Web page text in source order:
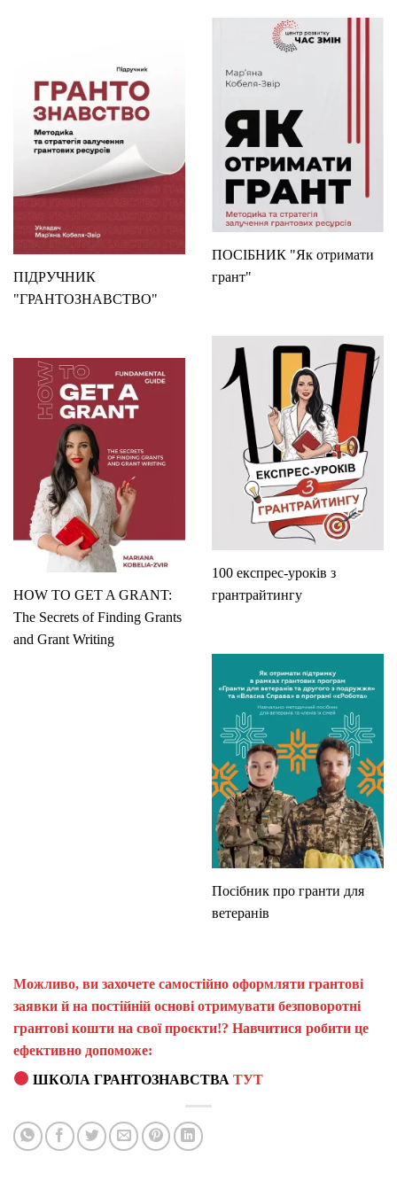
ПОСІБНИК "Як отримати
грант"
ПІДРУЧНИК
"ГРАНТОЗНАВСТВО"
100 експрес-уроків з
грантрайтингу
HOW TO GET A GRANT:
The Secrets of Finding Grants
and Grant Writing
Посібник про гранти для
ветеранів
Можливо, ви захочете самостійно оформляти грантові
заявки й на постійній основі отримувати безповоротні
грантові кошти на свої проєкти!? Навчитися робити це
ефективно допоможе:
ШКОЛА ГРАНТОЗНАВСТВАТУТ